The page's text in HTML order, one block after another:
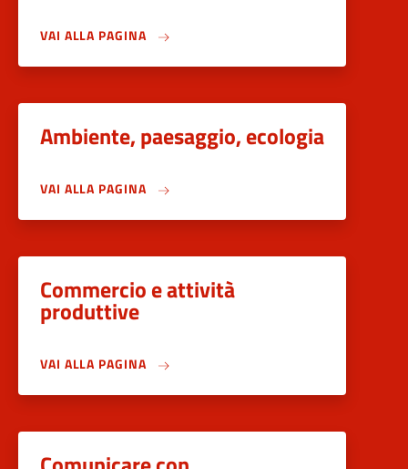
VAI ALLA PAGINA
Ambiente, paesaggio, ecologia
VAI ALLA PAGINA
Commercio e attività
produttive
VAI ALLA PAGINA